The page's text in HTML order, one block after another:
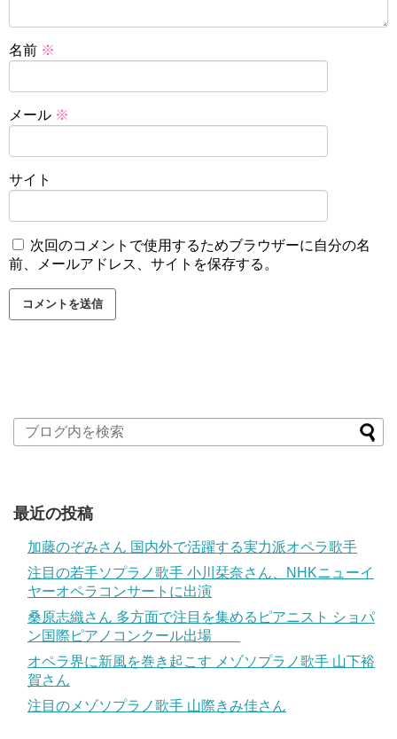
名前 ※
メール ※
サイト
次回のコメントで使用するためブラウザーに自分の名
前、メールアドレス、サイトを保存する。
最近の投稿
加藤のぞみさん 国内外で活躍する実力派オペラ歌手
注目の若手ソプラノ歌手 小川栞奈さん、NHKニューイ
ヤーオペラコンサートに出演
桑原志織さん 多方面で注目を集めるピアニスト ショパ
ン国際ピアノコンクール出場
オペラ界に新風を巻き起こす メゾソプラノ歌手 山下裕
賀さん
注目のメゾソプラノ歌手 山際きみ佳さん